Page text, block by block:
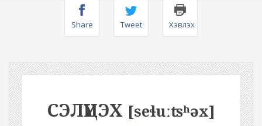
Share Tweet Хэвлэх
СЭЛҮҮЦЭХ [seɬuːʦʰəx]